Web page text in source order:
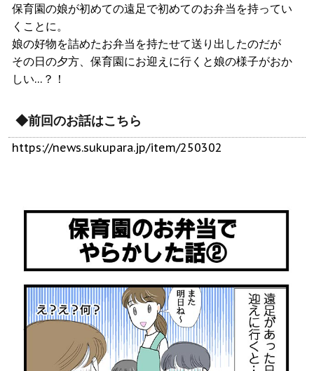
保育園の娘が初めての遠足で初めてのお弁当を持ってい
くことに。
娘の好物を詰めたお弁当を持たせて送り出したのだが
その日の夕方、保育園にお迎えに行くと娘の様子がおか
しい…？！
◆前回のお話はこちら
https://news.sukupara.jp/item/250302